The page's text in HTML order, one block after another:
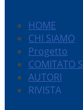
HOME
CHI SIAMO
Progetto
COMITATO
AUTORI
RIVISTA